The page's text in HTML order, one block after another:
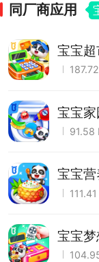
同厂商应用
宝宝
宝宝
91.58
宝宝
宝宝